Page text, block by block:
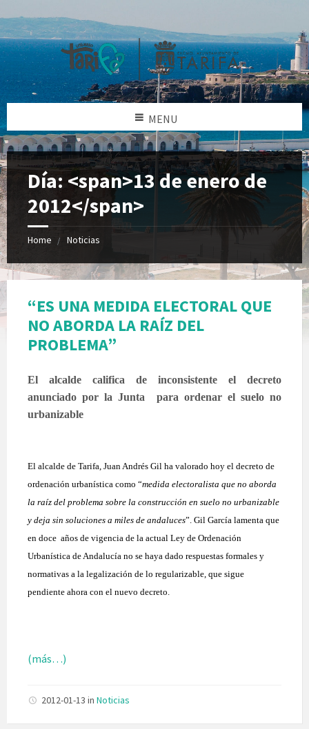
MENU
Día: <span>13 de enero de
2012</span>
Home Noticias
“ES UNA MEDIDA ELECTORAL QUE
NO ABORDA LA RAÍZ DEL
PROBLEMA”
El alcalde califica de inconsistente el decreto
anunciado por la Junta
para ordenar el suelo no
urbanizable
El alcalde de Tarifa, Juan Andrés Gil ha valorado hoy el decreto de
ordenación urbanística como “medida electoralista que no aborda
la raíz del problema sobre la construcción en suelo no urbanizable
y deja sin soluciones a miles de andaluces”. Gil García lamenta que
en doce años de vigencia de la actual Ley de Ordenación
Urbanística de Andalucía no se haya dado respuestas formales y
normativas a la legalización de lo regularizable, que sigue
pendiente ahora con el nuevo decreto.
(más…)
2012-01-13 in Noticias